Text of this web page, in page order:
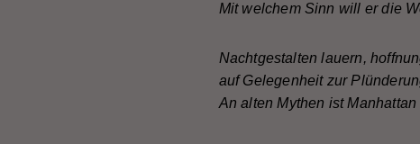
Mit welchem Sinn will er die
Nachtgestalten lauern,
auf Gelegenheit zur
An alten Mythen ist Manhattan